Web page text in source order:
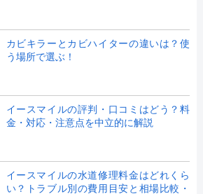
カビキラーとカビハイターの違いは？使
う場所で選ぶ！
イースマイルの評判・口コミはどう？料
金・対応・注意点を中立的に解説
イースマイルの水道修理料金はどれくら
い？トラブル別の費用目安と相場比較・